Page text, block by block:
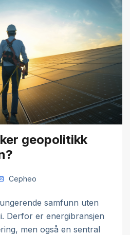
geopolitikk
Cepheo
samfunn uten
Derfor er energibransjen
men også en sentral